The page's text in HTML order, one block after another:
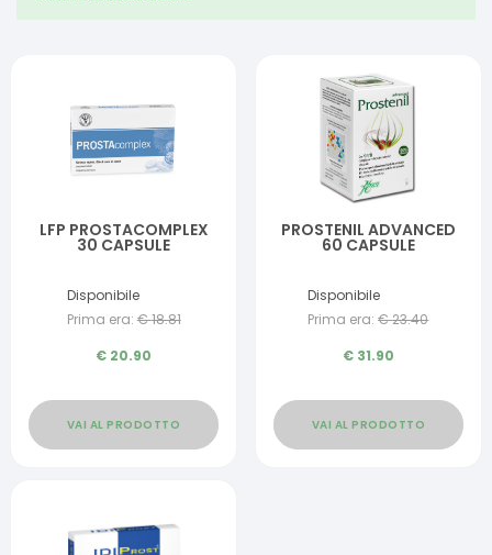
LFP PROSTACOMPLEX
30 CAPSULE
Disponibile
Prima era: €18.81
€ 20.90
VAI AL PRODOTTO
PROSTENIL ADVANCED
60 CAPSULE
Disponibile
Prima era: €23.40
€ 31.90
VAI AL PRODOTTO